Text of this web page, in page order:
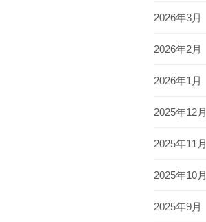
2026年3月
2026年2月
2026年1月
2025年12月
2025年11月
2025年10月
2025年9月